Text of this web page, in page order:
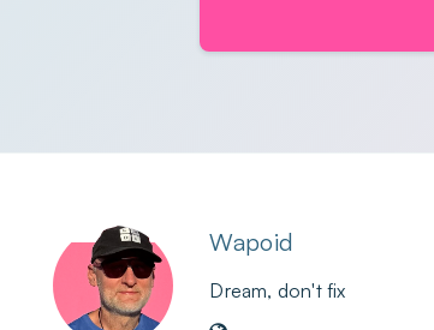
Wapoid
Dream, don't fix